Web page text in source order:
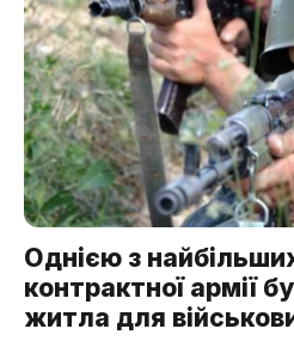
Однією з
контрактної армії
житла для